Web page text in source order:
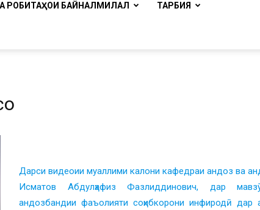
миллии
Тоҷикистон
РОБИТАҲОИ БАЙНАЛМИЛАЛӢ ТАРБИЯ
Дарси видеоии муаллими калони кафедраи андоз ва
Исматов Абдулҳафиз Фазлиддинович, дар
андозбандии фаъолияти соҳибкорони инфиродӣ дар